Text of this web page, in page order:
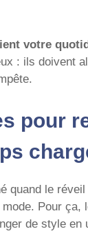
votre
: ils doivent
pour
quand le
Pour
de style